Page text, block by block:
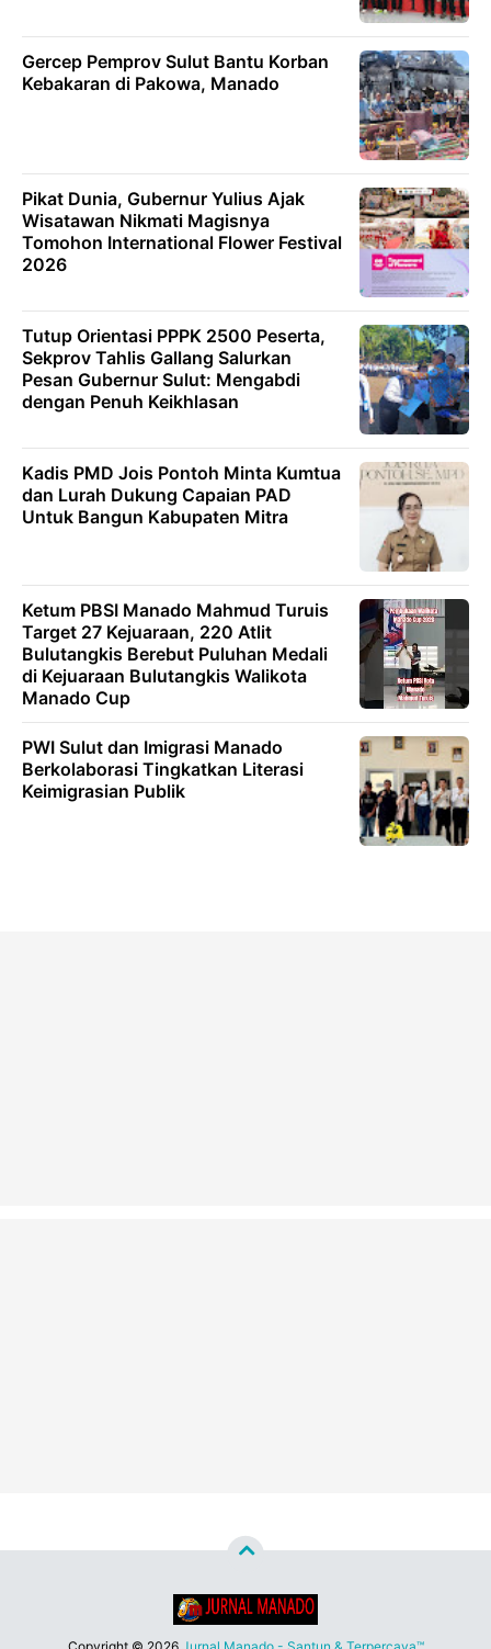
Gercep Pemprov Sulut Bantu Korban
Kebakaran di Pakowa, Manado
Pikat Dunia, Gubernur Yulius Ajak
Wisatawan Nikmati Magisnya
Tomohon International Flower Festival
2026
Tutup Orientasi PPPK 2500 Peserta,
Sekprov Tahlis Gallang Salurkan
Pesan Gubernur Sulut: Mengabdi
dengan Penuh Keikhlasan
Kadis PMD Jois Pontoh Minta Kumtua
dan Lurah Dukung Capaian PAD
Untuk Bangun Kabupaten Mitra
Ketum PBSI Manado Mahmud Turuis
Target 27 Kejuaraan, 220 Atlit
Bulutangkis Berebut Puluhan Medali
di Kejuaraan Bulutangkis Walikota
Manado Cup
PWI Sulut dan Imigrasi Manado
Berkolaborasi Tingkatkan Literasi
Keimigrasian Publik